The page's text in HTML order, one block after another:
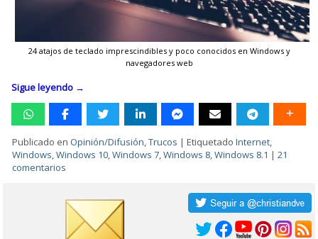
24 atajos de teclado imprescindibles y poco conocidos en Windows y
navegadores web
Sigue leyendo →
Publicado en Opinión/Difusión,Trucos |Etiquetado Internet,
Windows,Windows 10,Windows 7,Windows 8,Windows 8.1 |21
comentarios